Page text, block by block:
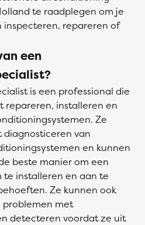
te raadplegen om je
repareren of
een
is een professional die
repareren, installeren en
Ze
van
en kunnen
beste manier om een
installeren en aan te
Ze kunnen ook
problemen met
detecteren voordat ze uit